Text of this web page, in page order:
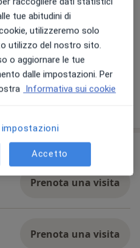
Prenota una visita
Prenota una visita
tue abitudini di
utilizzeremo solo
utilizzo del nostro sito.
o aggiornare le tue
dalle impostazioni. Per
Informativa sui cookie
Accetto